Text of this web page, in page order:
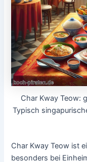
Char Kway Teow:
Typisch
Char Kway Teow ist
besonders bei